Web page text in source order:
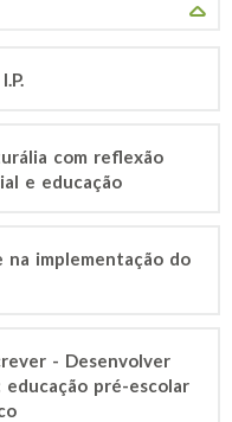
com reflexão
e educação
na implementação do
- Desenvolver
pré-escolar